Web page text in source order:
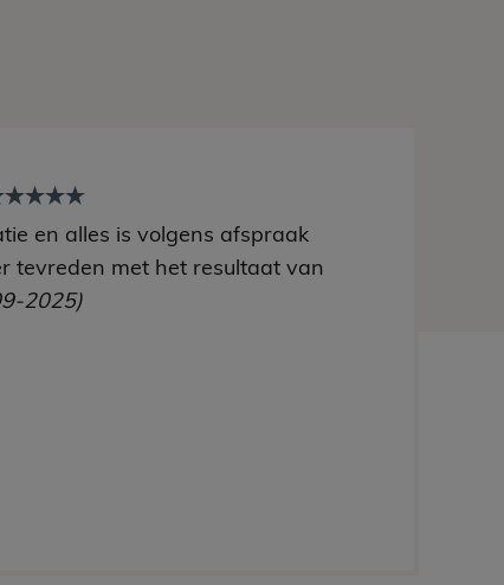
en alles is volgens afspraak
tevreden met het resultaat van
2025)